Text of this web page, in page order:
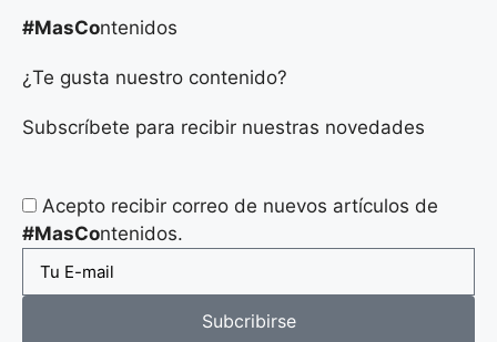
#MasContenidos
¿Te gusta nuestro contenido?
Subscríbete para recibir nuestras novedades
Acepto recibir correo de nuevos artículos de
#MasContenidos.
Subcribirse